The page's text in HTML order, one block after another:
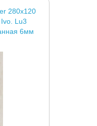
280x120
Lu3
6мм